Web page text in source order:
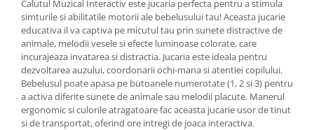
Calutul Muzical Interactiv este jucaria perfecta pentru a stimula
simturile si abilitatile motorii ale bebelusului tau! Aceasta jucarie
educativa il va captiva pe micutul tau prin sunete distractive de
animale, melodii vesele si efecte luminoase colorate, care
incurajeaza invatarea si distractia. Jucaria este ideala pentru
dezvoltarea auzului, coordonarii ochi-mana si atentiei copilului.
Bebelusul poate apasa pe butoanele numerotate (1, 2 si 3) pentru
a activa diferite sunete de animale sau melodii placute. Manerul
ergonomic si culorile atragatoare fac aceasta jucarie usor de tinut
si de transportat, oferind ore intregi de joaca interactiva.